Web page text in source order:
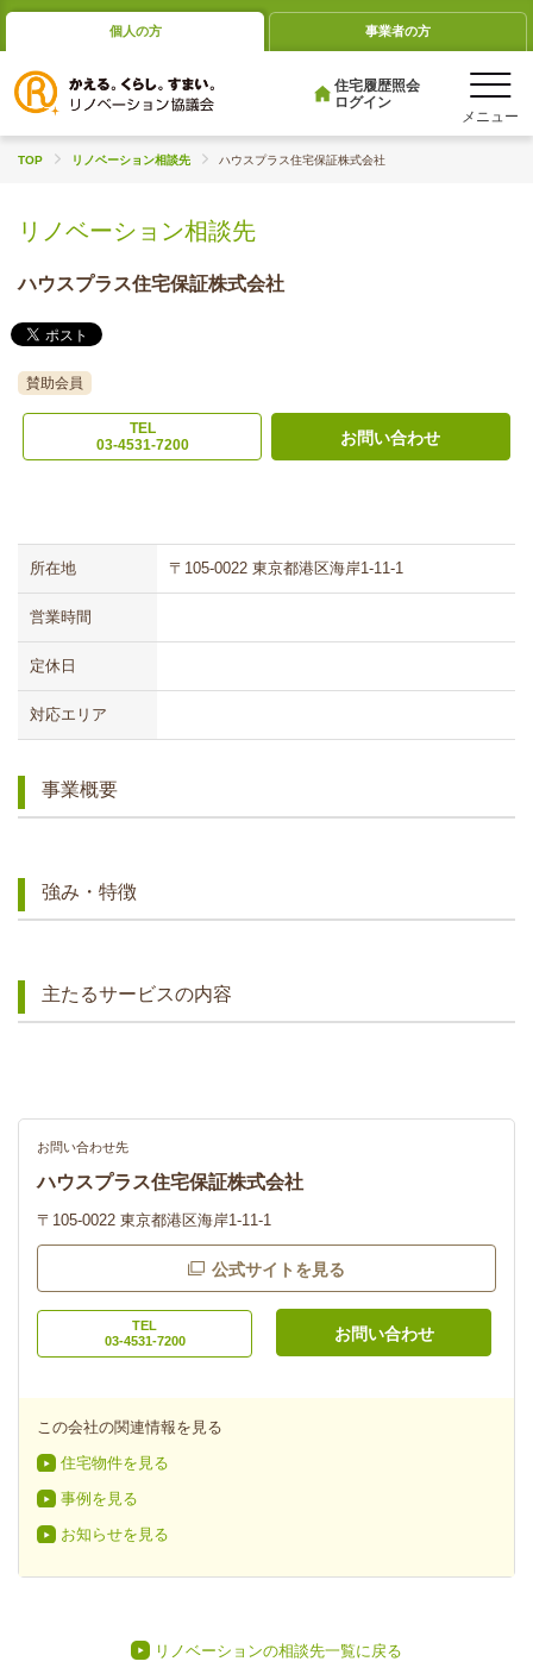
個人の方 事業者の方
住宅履歴照会
ログイン
TOP リノベーション相談先 ハウスプラス住宅保証株式会社
リノベーション相談先
ハウスプラス住宅保証株式会社
賛助会員
TEL
03-4531-7200
お問い合わせ
所在地 〒105-0022 東京都港区海岸1-11-1
営業時間
定休日
対応エリア
事業概要
強み・特徴
主たるサービスの内容
お問い合わせ先
ハウスプラス住宅保証株式会社
〒105-0022 東京都港区海岸1-11-1
公式サイトを見る
TEL
03-4531-7200
お問い合わせ
この会社の関連情報を見る
住宅物件を見る
事例を見る
お知らせを見る
リノベーションの相談先一覧に戻る